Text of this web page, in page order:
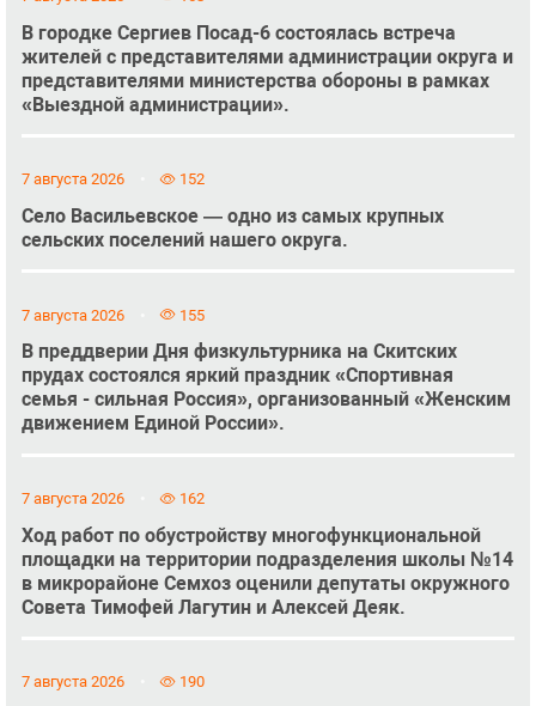
В городке Сергиев Посад-6 состоялась встреча
жителей с представителями администрации округа и
представителями министерства обороны в рамках
«Выездной администрации».
7 августа 2026 152
Село Васильевское — одно из самых крупных
сельских поселений нашего округа.
7 августа 2026 155
В преддверии Дня физкультурника на Скитских
прудах состоялся яркий праздник «Спортивная
семья - сильная Россия», организованный «Женским
движением Единой России».
7 августа 2026 162
Ход работ по обустройству многофункциональной
площадки на территории подразделения школы №14
в микрорайоне Семхоз оценили депутаты окружного
Совета Тимофей Лагутин и Алексей Деяк.
7 августа 2026 190